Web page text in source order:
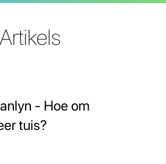
Artikels
- Hoe om
tuis?